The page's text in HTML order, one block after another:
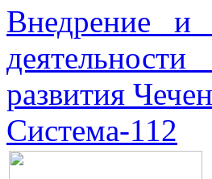
Внедрение и
развития
Система-112